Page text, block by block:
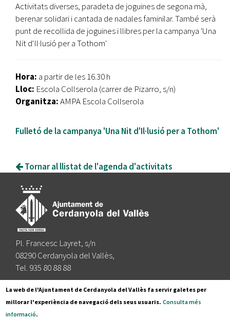
Activitats diverses, paradeta de joguines de segona mà,
berenar solidari i cantada de nadales faminilar. També serà
punt de recollida de joguines i llibres per la campanya 'Una
Nit d'Il·lusió per a Tothom'
Hora: a partir de les 16.30 h
Lloc: Escola Collserola (carrer de Pizarro, s/n)
Organitza:AMPA Escola Collserola
Fulletó de la campanya 'Una Nit d'Il·lusió per a Tothom'
Tornar al llistat de l'agenda d'activitats
Pl. Francesc Layret, s/n
08290 Cerdanyola del Vallès,
Tel. 935 80 88 88
Segueix-nos a:
La web de l'Ajuntament de Cerdanyola del Vallès fa servir galetes per
millorar l'experiència de navegació dels seus usuaris. Consulta més
informació.